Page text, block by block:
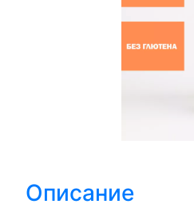
Описание